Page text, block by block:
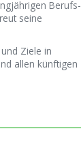
Berufs­
seine
Ziele in
allen künftigen